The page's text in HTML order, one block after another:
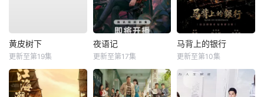
黄皮树下
更新至第19集
夜语记
更新至第17集
马背上的银行
更新至第10集